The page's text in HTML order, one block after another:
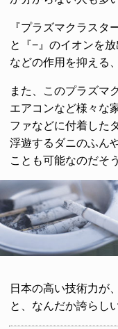
『プラズマクラスタ
と『−』のイオンを
などの作用を抑える
また、このプラズマ
エアコンなど様々な
ファなどに付着した
浮遊するダニのふん
ことも可能なのだそ
日本の高い技術力が
と、なんだか誇らし